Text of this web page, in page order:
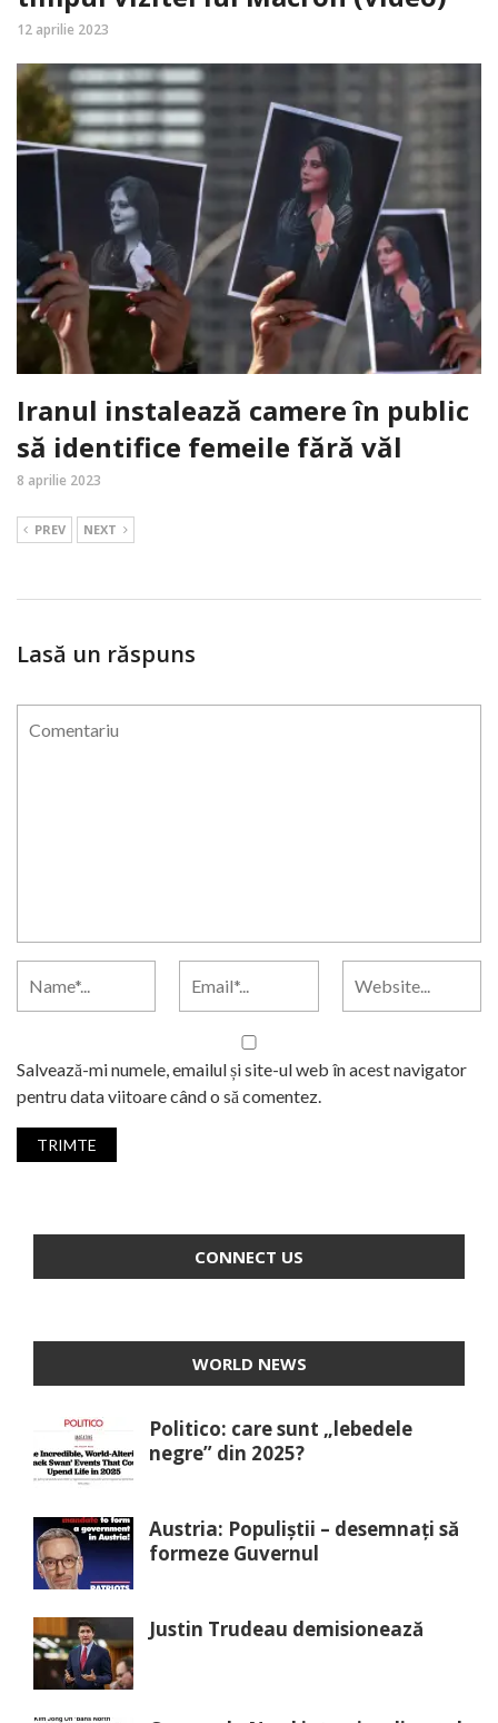
12 aprilie 2023
Iranul instalează camere în public
să identifice femeile fără văl
8 aprilie 2023
PREV NEXT
Lasă un răspuns
Salvează-mi numele, emailul și site-ul web în acest navigator
pentru data viitoare când o să comentez.
CONNECT US
WORLD NEWS
Politico: care sunt „lebedele
negre” din 2025?
Austria: Populiștii – desemnați să
formeze Guvernul
Justin Trudeau demisionează